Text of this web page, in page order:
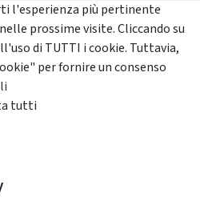
l'esperienza più pertinente
prossime visite. Cliccando su
di TUTTI i cookie. Tuttavia,
per fornire un consenso
tutti